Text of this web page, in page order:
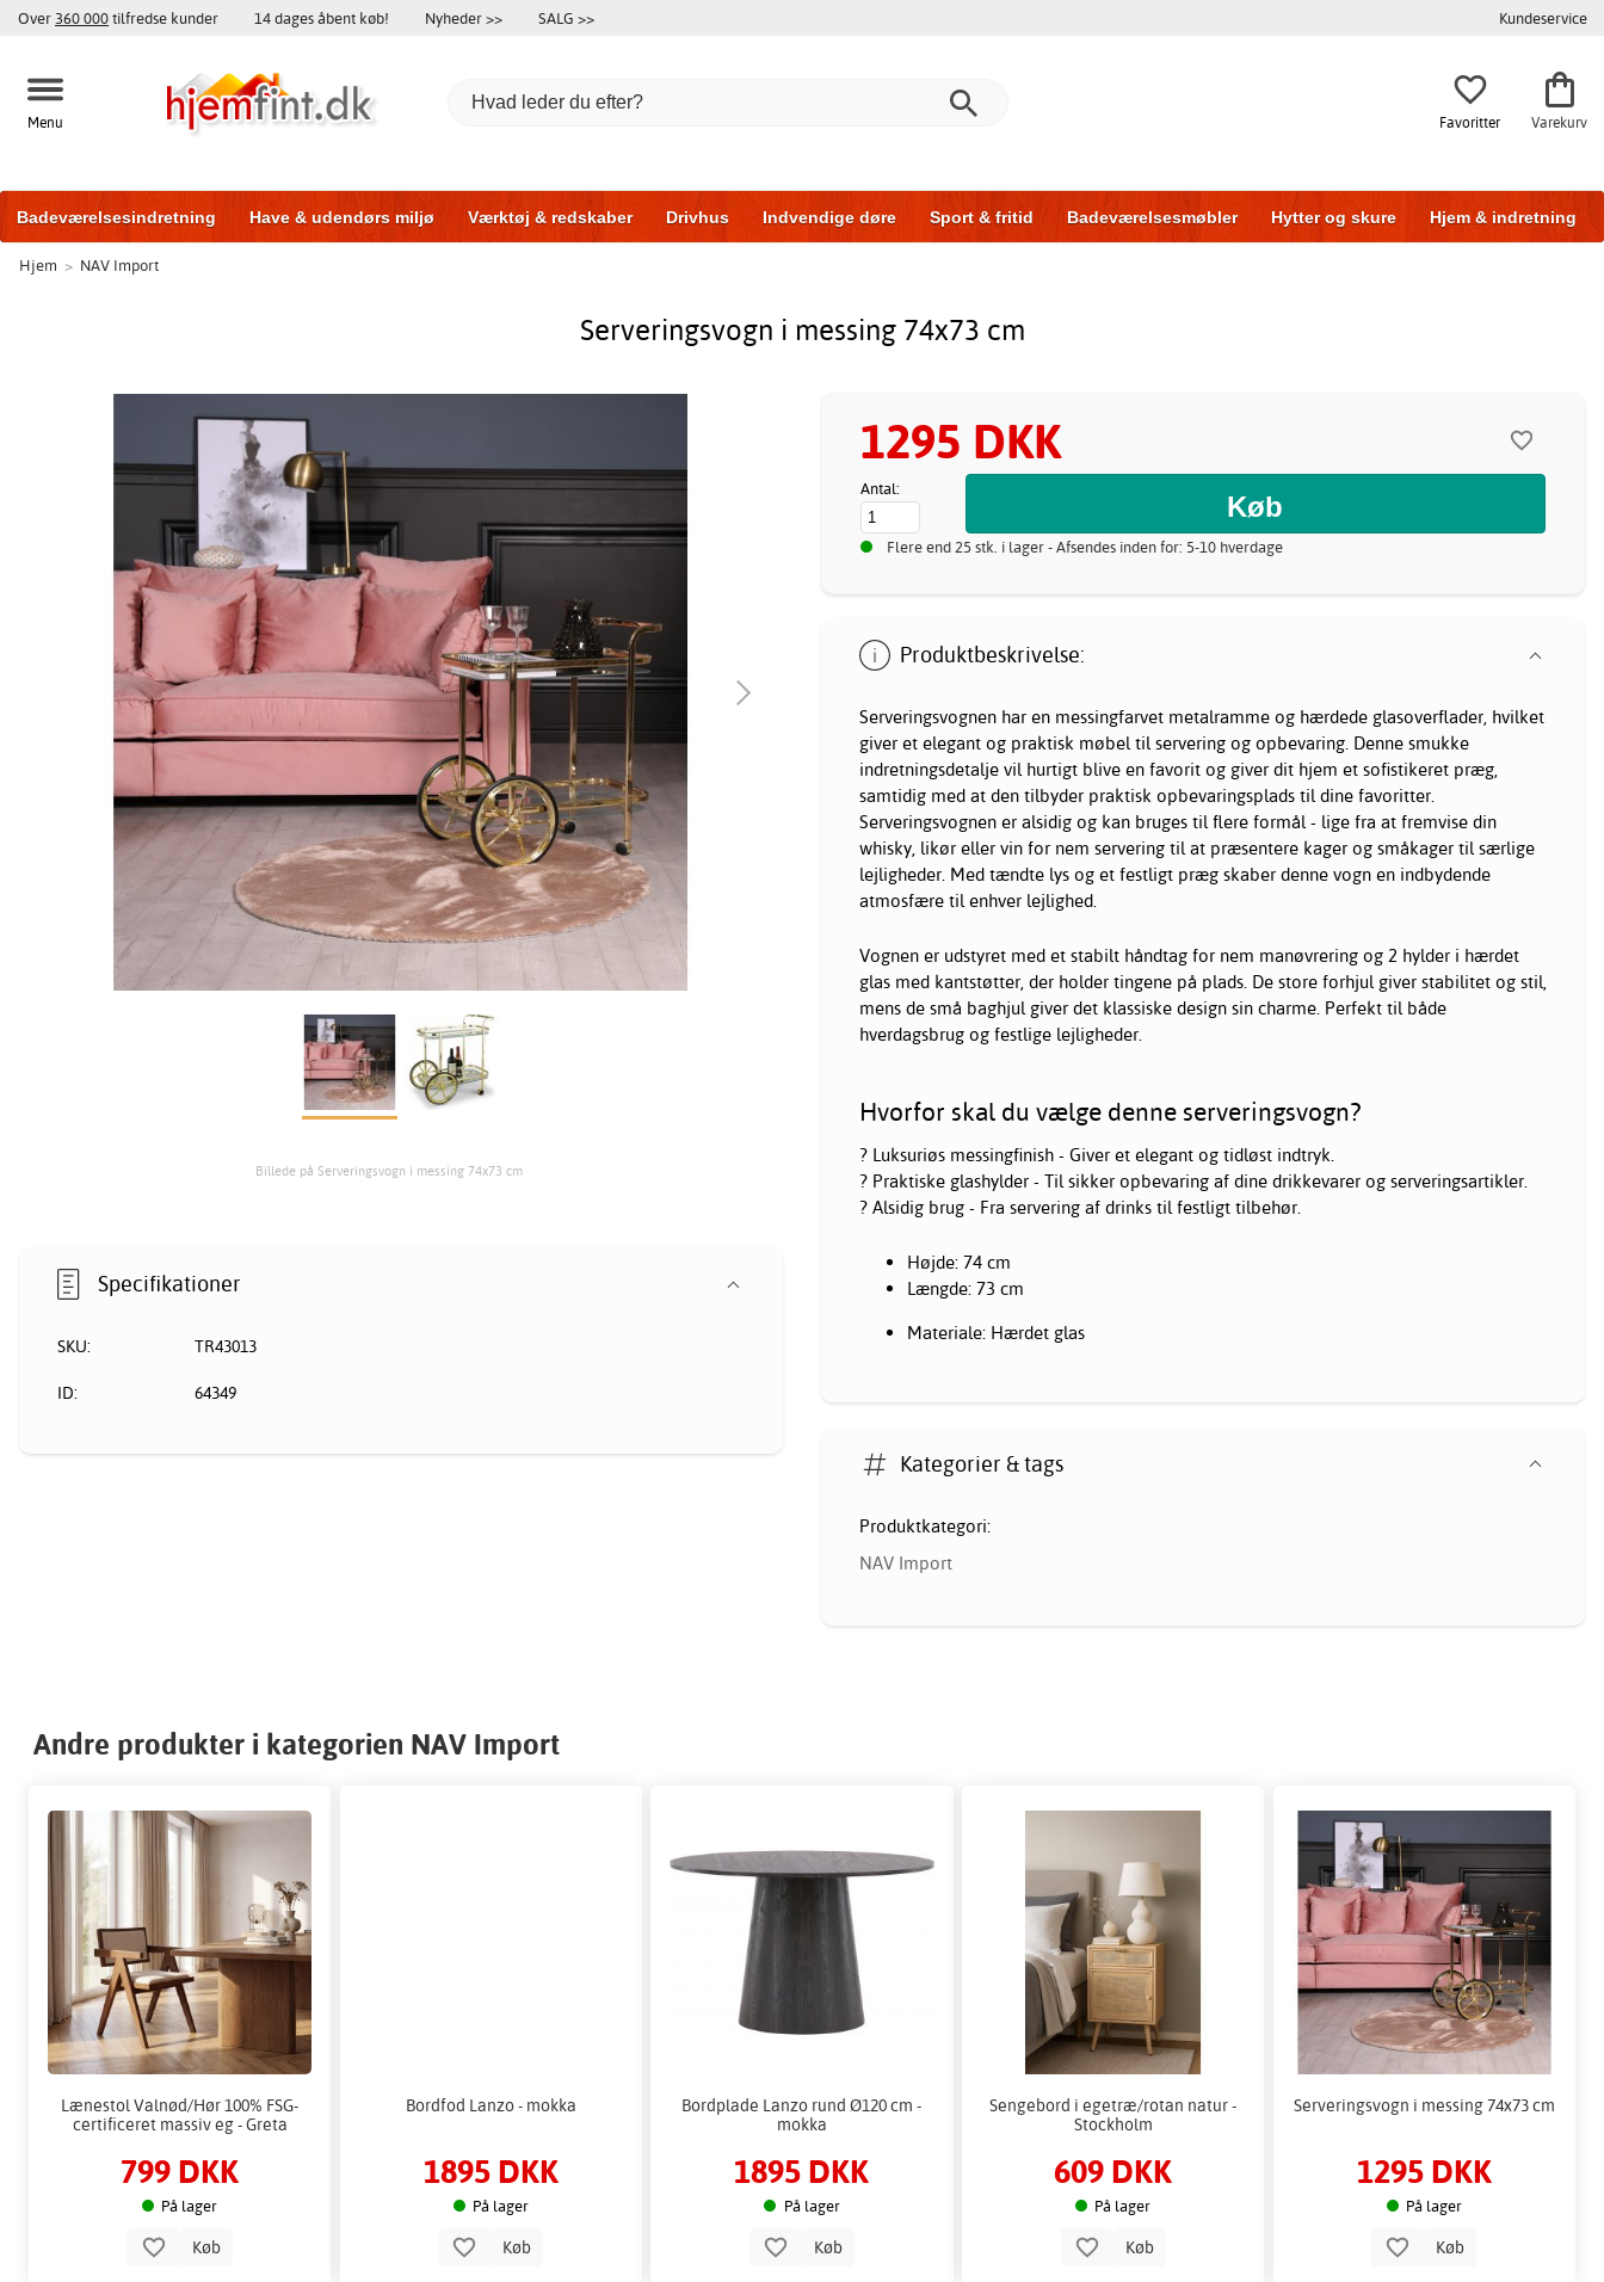
Over 360 000tilfredse kunder 14 dages åbent køb! Nyheder >> SALG >> Kundeservice
Menu Favoritter Varekurv
Badeværelsesindretning Have & udendørs miljø Værktøj & redskaber Drivhus Indvendige døre Sport & fritid Badeværelsesmøbler Hytter og skure Hjem & indretning
Træningsudstyr
Hjem > NAV Import
Serveringsvogn i messing 74x73 cm
Billede på Serveringsvogn i messing 74x73 cm
1295 DKK
Antal:
Flere end 25 stk. i lager - Afsendes inden for: 5-10 hverdage
Produktbeskrivelse:
Serveringsvognen har en messingfarvet metalramme og hærdede glasoverflader, hvilket
giver et elegant og praktisk møbel til servering og opbevaring. Denne smukke
indretningsdetalje vil hurtigt blive en favorit og giver dit hjem et sofistikeret præg,
samtidig med at den tilbyder praktisk opbevaringsplads til dine favoritter.
Serveringsvognen er alsidig og kan bruges til flere formål - lige fra at fremvise din
whisky, likør eller vin for nem servering til at præsentere kager og småkager til særlige
lejligheder. Med tændte lys og et festligt præg skaber denne vogn en indbydende
atmosfære til enhver lejlighed.
Vognen er udstyret med et stabilt håndtag for nem manøvrering og 2 hylder i hærdet
glas med kantstøtter, der holder tingene på plads. De store forhjul giver stabilitet og stil,
mens de små baghjul giver det klassiske design sin charme. Perfekt til både
hverdagsbrug og festlige lejligheder.
Hvorfor skal du vælge denne serveringsvogn?
? Luksuriøs messingfinish - Giver et elegant og tidløst indtryk.
? Praktiske glashylder - Til sikker opbevaring af dine drikkevarer og serveringsartikler.
? Alsidig brug - Fra servering af drinks til festligt tilbehør.
Højde: 74 cm
Længde: 73 cm
Materiale: Hærdet glas
Specifikationer
SKU: TR43013
ID: 64349
Kategorier & tags
Produktkategori:
NAV Import
Andre produkter i kategorien NAV Import
Lænestol Valnød/Hør 100% FSG-
certificeret massiv eg - Greta
799 DKK
På lager
Køb
Bordfod Lanzo - mokka
1895 DKK
På lager
Køb
Bordplade Lanzo rund Ø120 cm -
mokka
1895 DKK
På lager
Køb
Sengebord i egetræ/rotan natur -
Stockholm
609 DKK
På lager
Køb
Serveringsvogn i messing 74x73 cm
1295 DKK
På lager
Køb